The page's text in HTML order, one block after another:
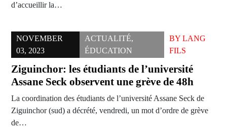
d’accueillir la…
NOVEMBER
03, 2023
ACTUALITÉ,
ÉDUCATION
BY LANG
FILS
Ziguinchor: les étudiants de l’université
Assane Seck observent une grève de 48h
La coordination des étudiants de l’université Assane Seck de
Ziguinchor (sud) a décrété, vendredi, un mot d’ordre de grève
de…